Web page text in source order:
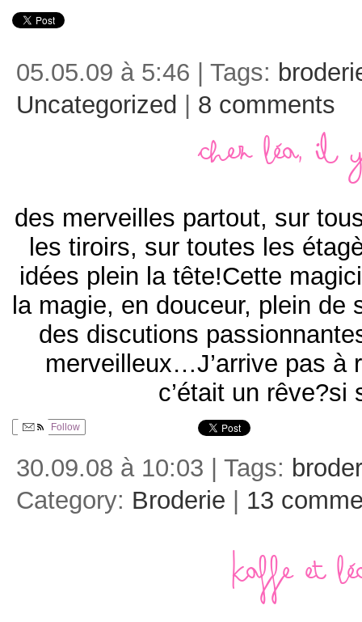
05.05.09 à 5:46 | Tags:
Uncategorized
8 comments
Chez Léa, il
des merveilles partout, sur
les tiroirs, sur toutes les
idées plein la tête!Cette
la magie, en douceur, plein
des discutions
merveilleux…J’arrive pas à
c’était un rêve?si
Follow
30.09.08 à 10:03 | Tags:
Category: Broderie | 13
Kaffe et